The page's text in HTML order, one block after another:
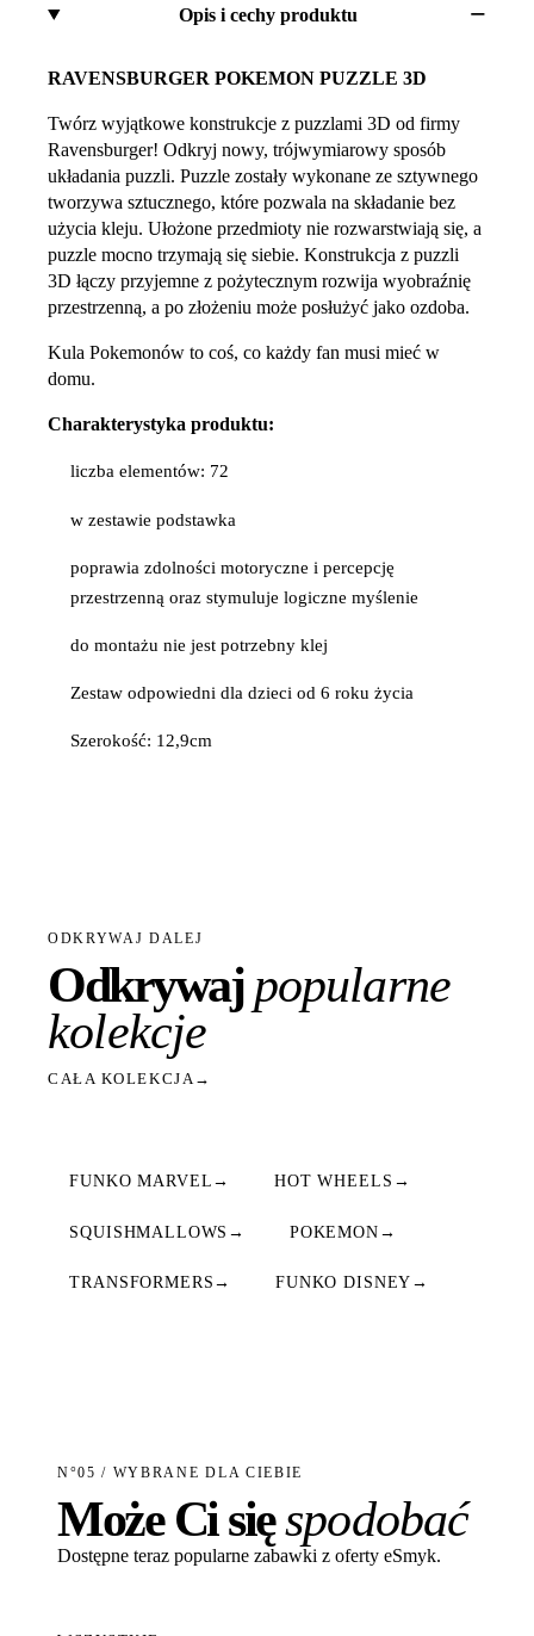
Opis i cechy produktu
RAVENSBURGER POKEMON PUZZLE 3D
Twórz wyjątkowe konstrukcje z puzzlami 3D od firmy
Ravensburger! Odkryj nowy, trójwymiarowy sposób
układania puzzli. Puzzle zostały wykonane ze sztywnego
tworzywa sztucznego, które pozwala na składanie bez
użycia kleju. Ułożone przedmioty nie rozwarstwiają się, a
puzzle mocno trzymają się siebie. Konstrukcja z puzzli
3D łączy przyjemne z pożytecznym rozwija wyobraźnię
przestrzenną, a po złożeniu może posłużyć jako ozdoba.
Kula Pokemonów to coś, co każdy fan musi mieć w
domu.
Charakterystyka produktu:
liczba elementów: 72
w zestawie podstawka
poprawia zdolności motoryczne i percepcję
przestrzenną oraz stymuluje logiczne myślenie
do montażu nie jest potrzebny klej
Zestaw odpowiedni dla dzieci od 6 roku życia
Szerokość: 12,9cm
ODKRYWAJ DALEJ
Odkrywajpopularne
kolekcje
CAŁA KOLEKCJA→
FUNKO MARVEL → HOT WHEELS →
SQUISHMALLOWS → POKEMON →
TRANSFORMERS → FUNKO DISNEY →
N°05 / WYBRANE DLA CIEBIE
Może Ci sięspodobać
Dostępne teraz popularne zabawki z oferty eSmyk.